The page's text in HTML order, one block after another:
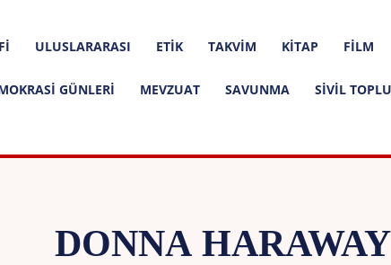
ULUSLARARASI ETIK TAKVIM KITAP FILM
GÜNLERI MEVZUAT SAVUNMA SIVIL
DONNA HARAWAY